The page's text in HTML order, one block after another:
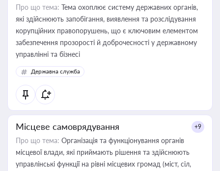
Про що тема: Тема охоплює систему державних органів,
які здійснюють запобігання, виявлення та розслідування
корупційних правопорушень, що є ключовим елементом
забезпечення прозорості й доброчесності у державному
управлінні та бізнесі
Державна служба
Місцеве самоврядування +9
Про що тема: Організація та функціонування органів
місцевої влади, які приймають рішення та здійснюють
управлінські функції на рівні місцевих громад (міст, сіл,